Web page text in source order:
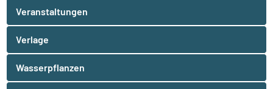
Veranstaltungen
Verlage
Wasserpflanzen